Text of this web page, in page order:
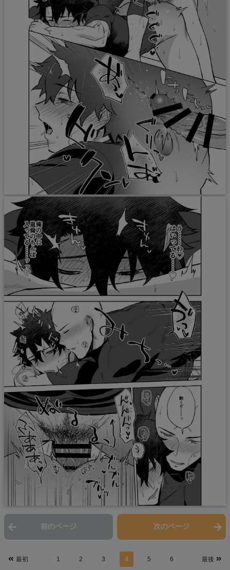
前のページ 次のページ
最初 1 2 3 4 5 6 最後